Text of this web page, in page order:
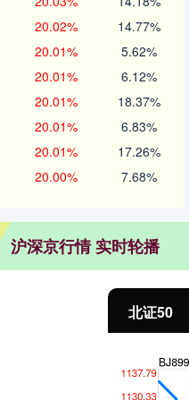
20.02% 14.77%
20.01% 5.62%
20.01% 6.12%
20.01% 18.37%
20.01% 6.83%
20.01% 17.26%
20.00% 7.68%
沪深京行情 实时轮播